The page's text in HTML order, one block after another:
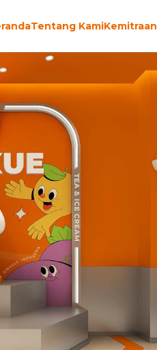
Tentang KamiKemitraan